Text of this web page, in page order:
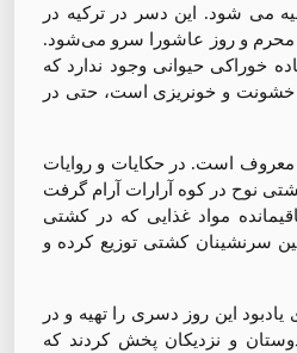
می شود. این دسر در ترکیه در
و روز عاشورا سرو می‌شود.
خوراکی حیوانی وجود ندارد که
خشونت و خونریزی است، حتی در
معروف است. در حکایات و روایات
نوح در کوه آرارات آرام گرفت
مواد غذایی که در کشتی
سرنشینان کشتی توزیع کرده و
یادبود این روز دسری را تهیه و در
و نزدیکان پخش کردند که